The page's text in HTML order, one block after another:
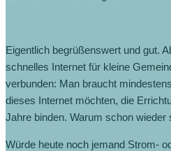
Eigentlich begrüßenswert und gut.
schnelles Internet für kleine
verbunden: Man braucht
dieses Internet möchten, die
Jahre binden. Warum schon
Würde heute noch jemand Strom-